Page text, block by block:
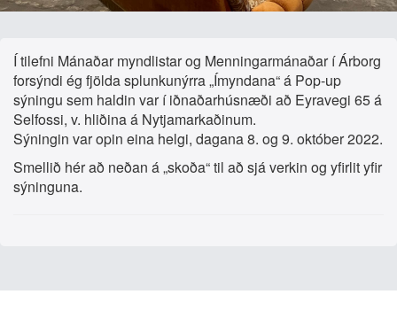
Í tilefni Mánaðar myndlistar og Menningarmánaðar í Árborg
forsýndi ég fjölda splunkunýrra „Ímyndana“ á Pop-up
sýningu sem haldin var í iðnaðarhúsnæði að Eyravegi 65 á
Selfossi, v. hliðina á Nytjamarkaðinum.
Sýningin var opin eina helgi, dagana 8. og 9. október 2022.
Smellið hér að neðan á „skoða“ til að sjá verkin og yfirlit yfir
sýninguna.